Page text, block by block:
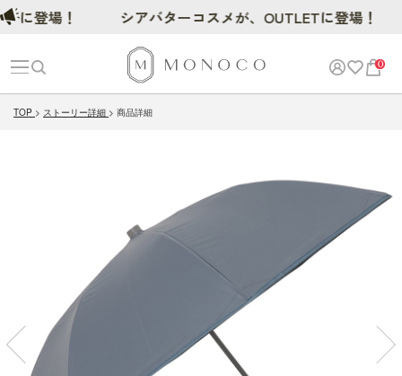
0
TOP ストーリー詳細 商品詳細
場！ シアバターコスメが、OUTLETに登場！